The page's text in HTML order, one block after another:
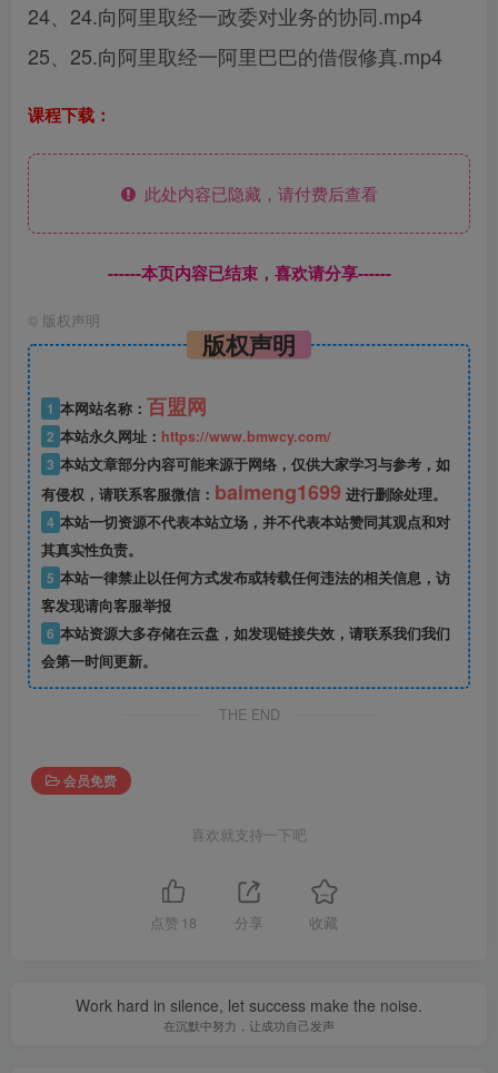
24、24.向阿里取经一政委对业务的协同.mp4
25、25.向阿里取经一阿里巴巴的借假修真.mp4
课程下载：
此处内容已隐藏，请付费后查看
------本页内容已结束，喜欢请分享------
© 版权声明
版权声明
1 本网站名称： 百盟网
2 本站永久网址： https://www.bmwcy.com/
3 本站文章部分内容可能来源于网络，仅供大家学习与参考，如
有侵权，请联系客服微信： baimeng1699 进行删除处理。
4 本站一切资源不代表本站立场，并不代表本站赞同其观点和对
其真实性负责。
5 本站一律禁止以任何方式发布或转载任何违法的相关信息，访
客发现请向客服举报
6 本站资源大多存储在云盘，如发现链接失效，请联系我们我们
会第一时间更新。
THE END
会员免费
喜欢就支持一下吧
点赞 18 分享 收藏
Work hard in silence, let success make the noise.
在沉默中努力，让成功自己发声